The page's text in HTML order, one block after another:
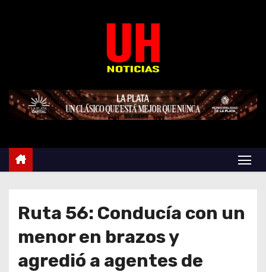
e
Ruta 56: Conducía con un
menor en brazos y
agredió a agentes de